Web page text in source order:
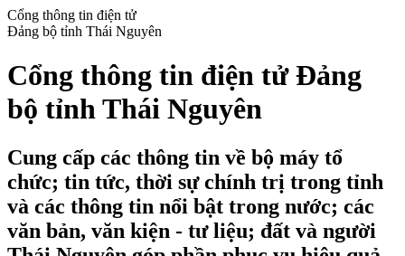
Cổng thông tin điện tử
Đảng bộ tỉnh Thái Nguyên
Cổng thông tin điện tử Đảng
bộ tỉnh Thái Nguyên
Cung cấp các thông tin về bộ máy tổ
chức; tin tức, thời sự chính trị trong tỉnh
và các thông tin nổi bật trong nước; các
văn bản, văn kiện - tư liệu; đất và người